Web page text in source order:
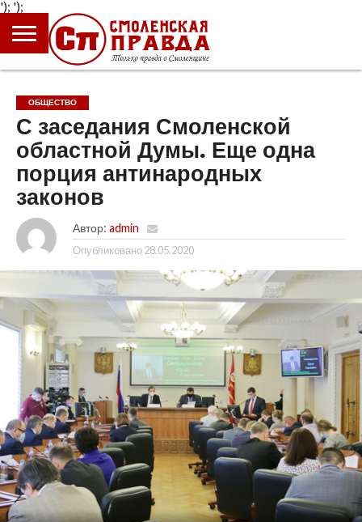
');
ГЛАВНАЯ
НОВОСТИ
ПРОИСШЕСТВИЯ
ПОЛИТИКА
КУЛЬТУРА
ЭКОНОМИКА
ОБЩЕСТВО
БЛОГИ
ОБЩЕСТВО
С заседания Смоленской
областной Думы. Еще одна
порция антинародных
законов
Автор: admin
Опубликовано 28.05.2020
');